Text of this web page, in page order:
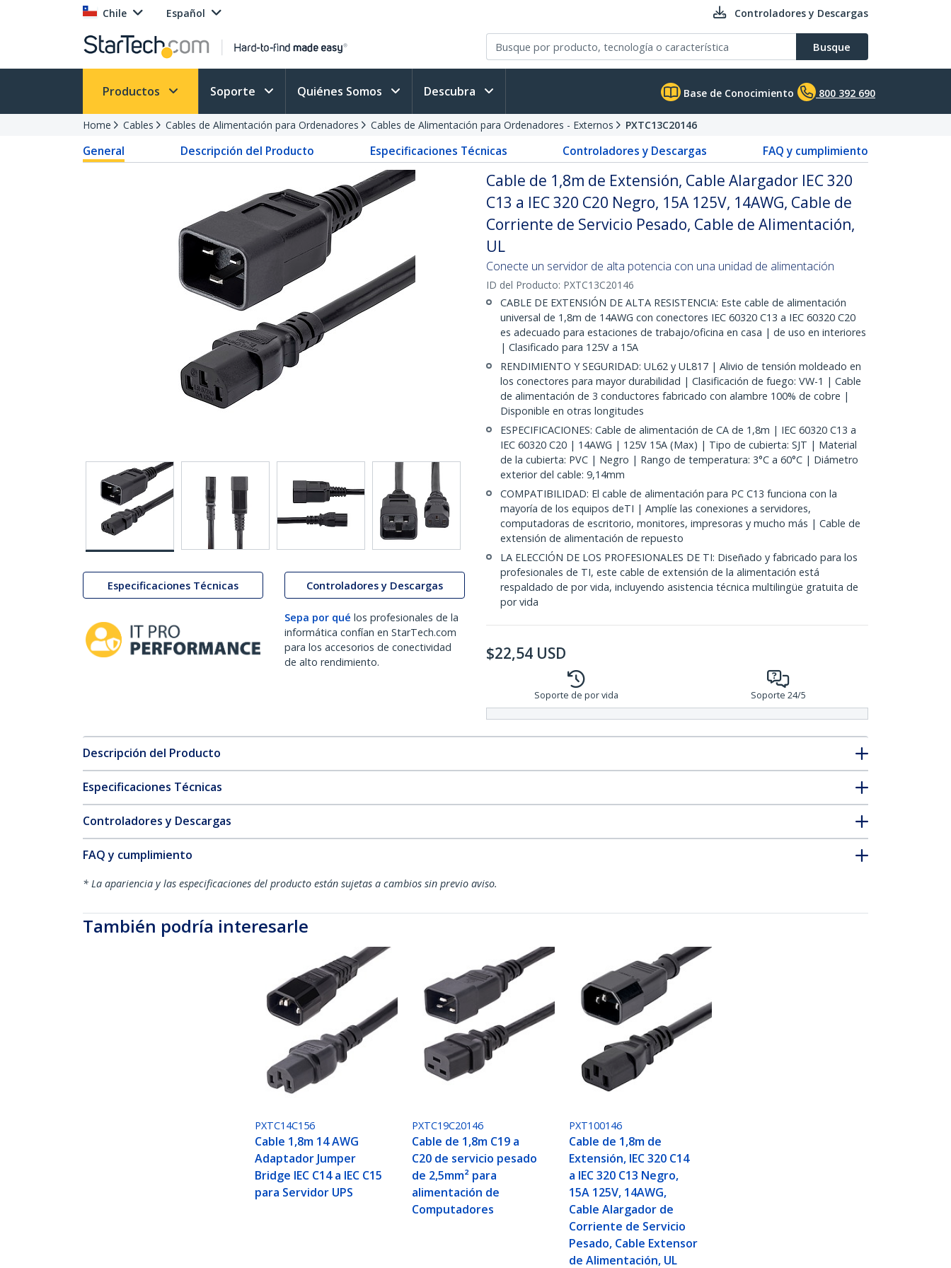
Chile Español Controladores y Descargas
Busque
Productos Soporte Quiénes Somos Descubra Base de Conocimiento 800 392 690
Home Cables Cables de Alimentación para Ordenadores Cables de Alimentación para Ordenadores - Externos PXTC13C20146
General Descripción del Producto Especificaciones Técnicas Controladores y Descargas FAQ y cumplimiento
Especificaciones Técnicas Controladores y Descargas
Sepa por qué los profesionales de la
informática confían en StarTech.com
para los accesorios de conectividad
de alto rendimiento.
Cable de 1,8m de Extensión, Cable Alargador IEC 320
C13 a IEC 320 C20 Negro, 15A 125V, 14AWG, Cable de
Corriente de Servicio Pesado, Cable de Alimentación,
UL
Conecte un servidor de alta potencia con una unidad de alimentación
ID del Producto: PXTC13C20146
CABLE DE EXTENSIÓN DE ALTA RESISTENCIA: Este cable de alimentación
universal de 1,8m de 14AWG con conectores IEC 60320 C13 a IEC 60320 C20
es adecuado para estaciones de trabajo/oficina en casa | de uso en interiores
| Clasificado para 125V a 15A
RENDIMIENTO Y SEGURIDAD: UL62 y UL817 | Alivio de tensión moldeado en
los conectores para mayor durabilidad | Clasificación de fuego: VW-1 | Cable
de alimentación de 3 conductores fabricado con alambre 100% de cobre |
Disponible en otras longitudes
ESPECIFICACIONES: Cable de alimentación de CA de 1,8m | IEC 60320 C13 a
IEC 60320 C20 | 14AWG | 125V 15A (Max) | Tipo de cubierta: SJT | Material
de la cubierta: PVC | Negro | Rango de temperatura: 3°C a 60°C | Diámetro
exterior del cable: 9,14mm
COMPATIBILIDAD: El cable de alimentación para PC C13 funciona con la
mayoría de los equipos deTI | Amplíe las conexiones a servidores,
computadoras de escritorio, monitores, impresoras y mucho más | Cable de
extensión de alimentación de repuesto
LA ELECCIÓN DE LOS PROFESIONALES DE TI: Diseñado y fabricado para los
profesionales de TI, este cable de extensión de la alimentación está
respaldado de por vida, incluyendo asistencia técnica multilingüe gratuita de
por vida
$22,54 USD
Soporte de por vida Soporte 24/5
Descripción del Producto
Especificaciones Técnicas
Controladores y Descargas
FAQ y cumplimiento
* La apariencia y las especificaciones del producto están sujetas a cambios sin previo aviso.
También podría interesarle
PXTC14C156
Cable 1,8m 14 AWG
Adaptador Jumper
Bridge IEC C14 a IEC C15
para Servidor UPS
PXTC19C20146
Cable de 1,8m C19 a
C20 de servicio pesado
de 2,5mm² para
alimentación de
Computadores
PXT100146
Cable de 1,8m de
Extensión, IEC 320 C14
a IEC 320 C13 Negro,
15A 125V, 14AWG,
Cable Alargador de
Corriente de Servicio
Pesado, Cable Extensor
de Alimentación, UL